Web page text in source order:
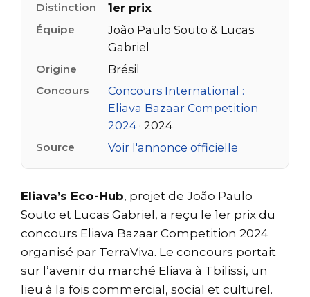
Distinction 1er prix
Équipe
João Paulo Souto & Lucas
Gabriel
Origine Brésil
Concours
Concours International :
Eliava Bazaar Competition
2024· 2024
Source Voir l'annonce officielle
Eliava’s Eco-Hub, projet de João Paulo
Souto et Lucas Gabriel, a reçu le 1er prix du
concours Eliava Bazaar Competition 2024
organisé par TerraViva. Le concours portait
sur l’avenir du marché Eliava à Tbilissi, un
lieu à la fois commercial, social et culturel.